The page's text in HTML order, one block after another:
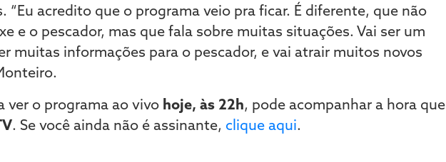
“Eu acredito que o programa veio pra ficar. É diferente, que não
e o pescador, mas que fala sobre muitas situações. Vai ser um
muitas informações para o pescador, e vai atrair muitos novos
ver o programa ao vivo hoje, às 22h, pode acompanhar a hora que
. Se você ainda não é assinante, clique aqui.